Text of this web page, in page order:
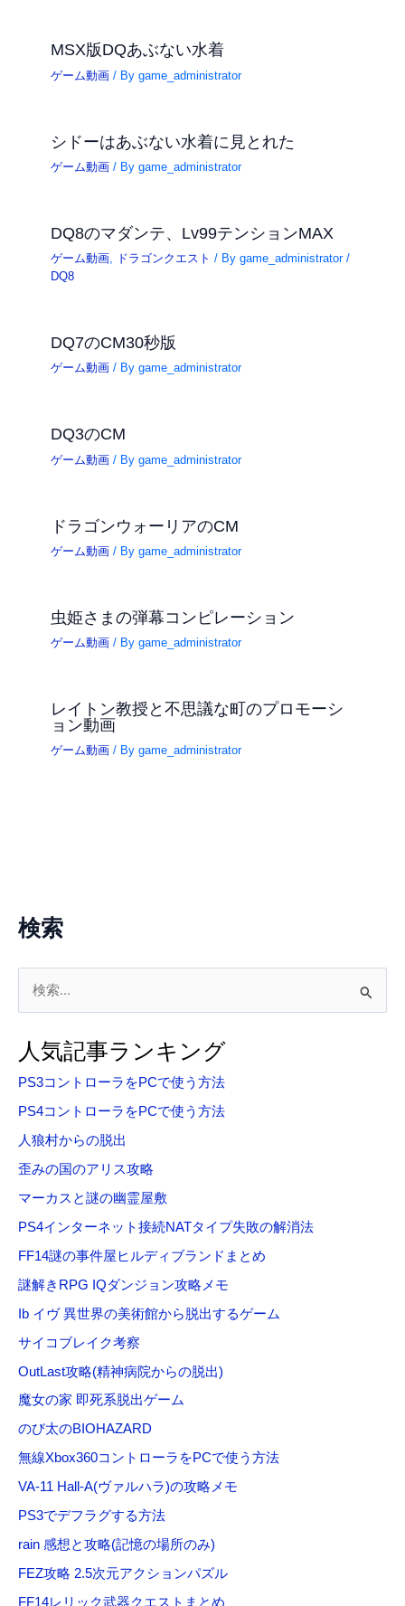
検索
象
:
人気記事ランキング
PS3コントローラをPCで使う方法
PS4コントローラをPCで使う方法
人狼村からの脱出
歪みの国のアリス攻略
マーカスと謎の幽霊屋敷
PS4インターネット接続NATタイプ失敗の解消法
FF14謎の事件屋ヒルディブランドまとめ
謎解きRPG IQダンジョン攻略メモ
Ib イヴ 異世界の美術館から脱出するゲーム
サイコブレイク考察
OutLast攻略(精神病院からの脱出)
魔女の家 即死系脱出ゲーム
のび太のBIOHAZARD
無線Xbox360コントローラをPCで使う方法
VA-11 Hall-A(ヴァルハラ)の攻略メモ
PS3でデフラグする方法
rain 感想と攻略(記憶の場所のみ)
FEZ攻略 2.5次元アクションパズル
FF14レリック武器クエストまとめ
MSX版DQあぶない水着
ゲーム動画 / Bygame_administrator
シドーはあぶない水着に見とれた
ゲーム動画 / Bygame_administrator
DQ8のマダンテ、Lv99テンションMAX
ゲーム動画, ドラゴンクエスト / Bygame_administrator/
DQ8
DQ7のCM30秒版
ゲーム動画 / Bygame_administrator
DQ3のCM
ゲーム動画 / Bygame_administrator
ドラゴンウォーリアのCM
ゲーム動画 / Bygame_administrator
虫姫さまの弾幕コンピレーション
ゲーム動画 / Bygame_administrator
レイトン教授と不思議な町のプロモーシ
ョン動画
ゲーム動画 / Bygame_administrator